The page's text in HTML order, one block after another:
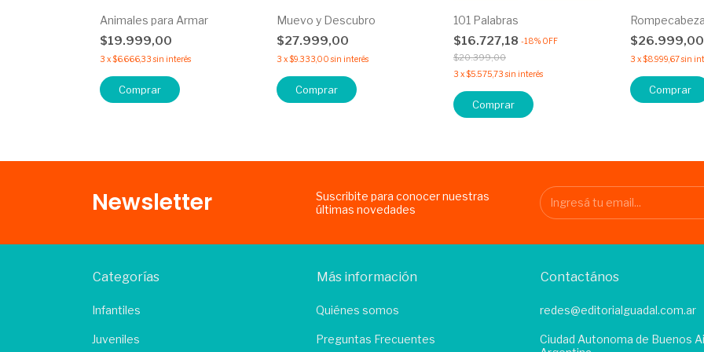
Animales para Armar
$19.999,00
3 x$6.666,33 sin interés
Comprar
Muevo y Descubro
$27.999,00
3 x$9.333,00 sin interés
Comprar
101 Palabras
$16.727,18 -18% OFF
$20.399,00
3 x$5.575,73 sin interés
Comprar
$26.999,00
3 x$8.999,67sin
Comprar
Newsletter
Suscribite para conocer nuestras
últimas novedades
Categorías
Infantiles
Juveniles
Más información
Quiénes somos
Preguntas Frecuentes
Contactános
redes@editorialguadal.com.ar
Ciudad Autonoma de Buenos